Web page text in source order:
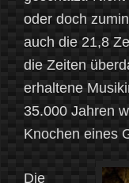
oder doch
auch die 21,8
die Zeiten
erhaltene
35.000 Jahren
Knochen eines
Die